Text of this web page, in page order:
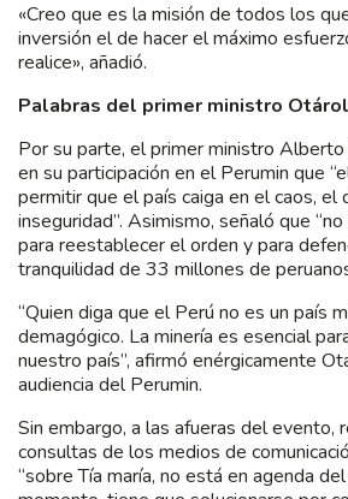
«Creo que es la misión de todos los
inversión el de hacer el máximo
realice», añadió.
Palabras del primer ministro
Por su parte, el primer ministro
en su participación en el Perumin que
permitir que el país caiga en el caos, el
inseguridad”. Asimismo, señaló que
para reestablecer el orden y para
tranquilidad de 33 millones de
“Quien diga que el Perú no es un país
demagógico. La minería es esencial
nuestro país”, afirmó enérgicamente
audiencia del Perumin.
Sin embargo, a las afueras del evento,
consultas de los medios de
“sobre Tía maría, no está en agenda